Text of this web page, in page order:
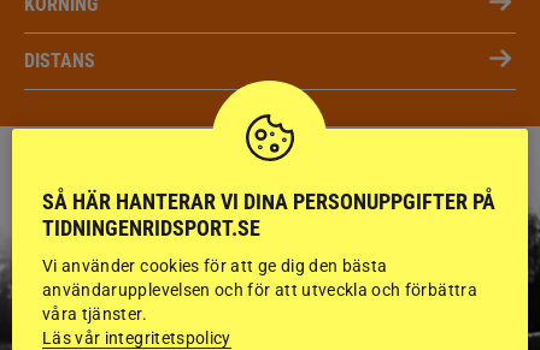
DISTANS
SÅ HÄR HANTERAR VI DINA PERSONUPPGIFTER PÅ
TIDNINGENRIDSPORT.SE
Vi använder cookies för att ge dig den bästa
användarupplevelsen och för att utveckla och förbättra
våra tjänster.
Läs vår integritetspolicy